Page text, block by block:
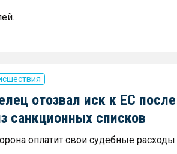
отозвал иск к ЕС после
санкционных списков
оплатит свои судебные расходы.